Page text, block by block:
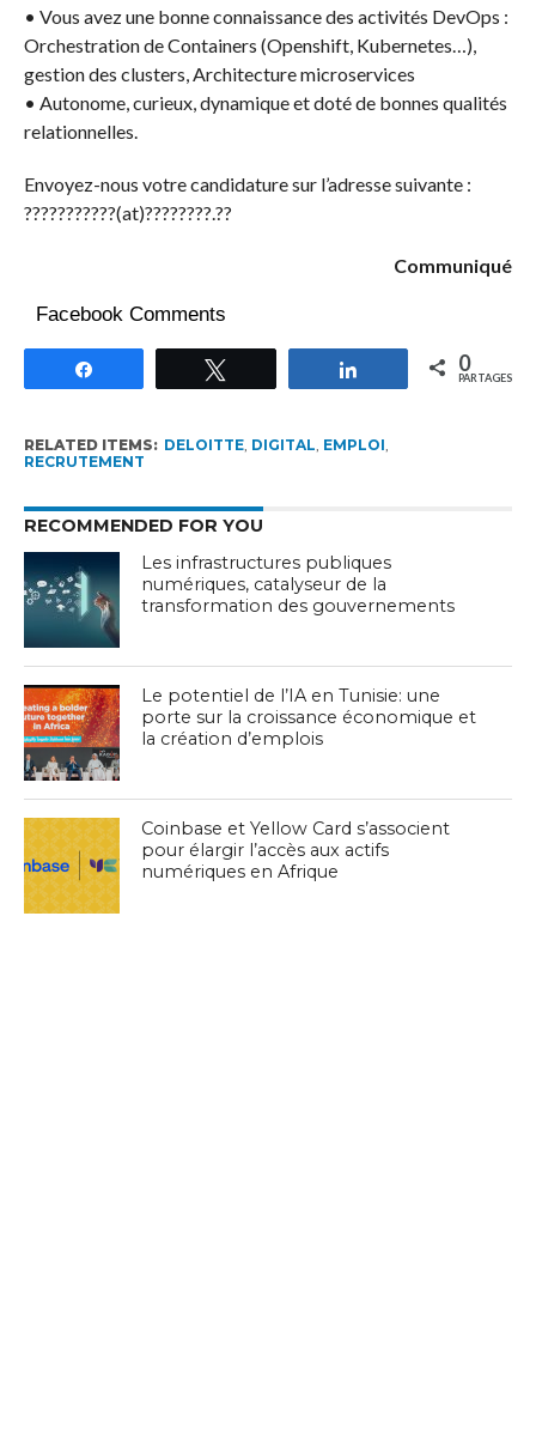
• Vous avez une bonne connaissance des activités DevOps :
Orchestration de Containers (Openshift, Kubernetes…),
gestion des clusters, Architecture microservices
• Autonome, curieux, dynamique et doté de bonnes qualités
relationnelles.
Envoyez-nous votre candidature sur l’adresse suivante :
???????????(at)????????.??
Communiqué
Facebook Comments
Partagez 0
PARTAGES
RELATED ITEMS: DELOITTE, DIGITAL EMPLOI
RECRUTEMENT
RECOMMENDED FOR YOU
Les infrastructures publiques
numériques, catalyseur de la
transformation des gouvernements
Le potentiel de l’IA en Tunisie: une
porte sur la croissance économique et
la création d’emplois
Coinbase et Yellow Card s’associent
pour élargir l’accès aux actifs
numériques en Afrique